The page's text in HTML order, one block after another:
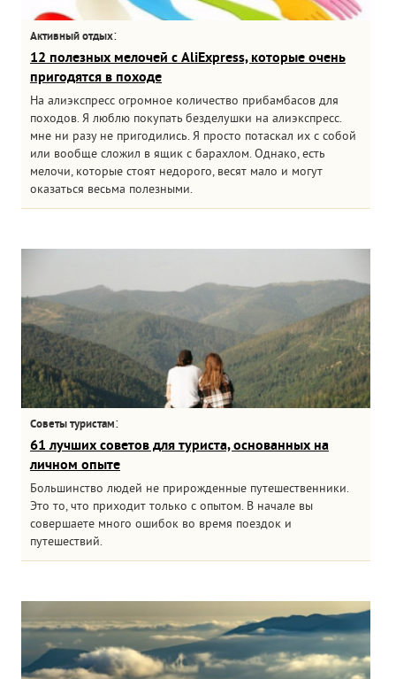
Активный отдых:
12 полезных мелочей с AliExpress, которые очень
пригодятся в походе
На алиэкспресс огромное количество прибамбасов для
походов. Я люблю покупать безделушки на алиэкспресс.
мне ни разу не пригодились. Я просто потаскал их с собой
или вообще сложил в ящик с барахлом. Однако, есть
мелочи, которые стоят недорого, весят мало и могут
оказаться весьма полезными.
Советы туристам:
61 лучших советов для туриста, основанных на
личном опыте
Большинство людей не прирожденные путешественники.
Это то, что приходит только с опытом. В начале вы
совершаете много ошибок во время поездок и
путешествий.